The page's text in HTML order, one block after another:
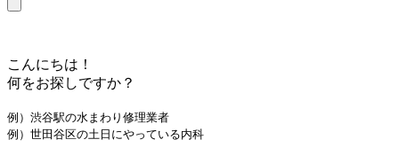
こんにちは！
何をお探しですか？
例）渋谷駅の水まわり修理業者
例）世田谷区の土日にやっている内科